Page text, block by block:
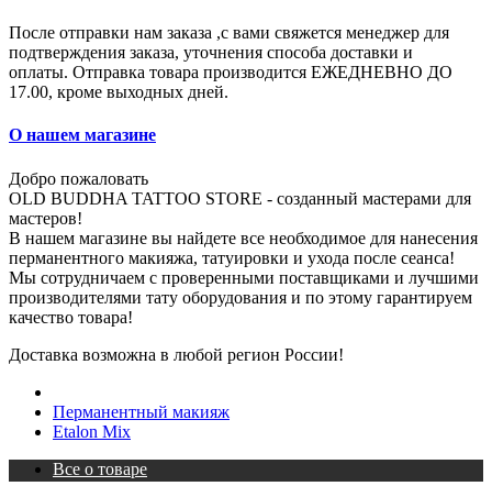
После отправки нам заказа ,с вами свяжется менеджер для
подтверждения заказа, уточнения способа доставки и
оплаты. Отправка товара производится ЕЖЕДНЕВНО ДО
17.00, кроме выходных дней.
О нашем магазине
Добро пожаловать
OLD BUDDHA TATTOO STORE - созданный мастерами для
мастеров!
В нашем магазине вы найдете все необходимое для нанесения
перманентного макияжа, татуировки и ухода после сеанса!
Мы сотрудничаем с проверенными поставщиками и лучшими
производителями тату оборудования и по этому гарантируем
качество товара!
Доставка возможна в любой регион России!
Перманентный макияж
Etalon Mix
Все о товаре